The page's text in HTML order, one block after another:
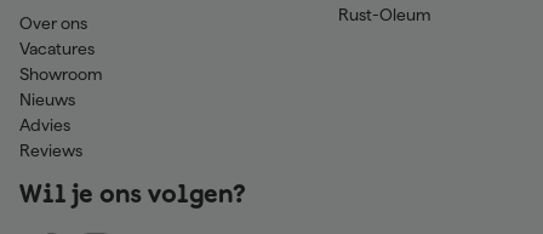
Over ons
Vacatures
Showroom
Nieuws
Advies
Reviews
Rust-Oleum
Wil je ons volgen?